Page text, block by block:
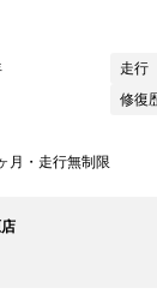
走行
修復
月・走行無制限